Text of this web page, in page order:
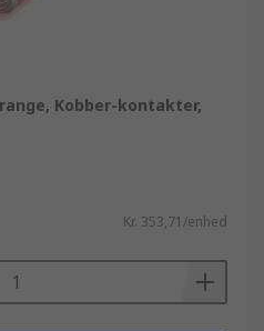
Kobber-kontakter,
Kr. 353,71/enhed